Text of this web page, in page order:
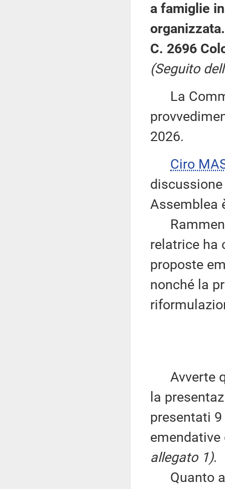
a famiglie
organizzata.
C. 2696
(Seguito
La
2026.
Ciro
Assemblea
relatrice ha
proposte
nonché la
Avverte
la
presentati
allegato 1).
Quanto al